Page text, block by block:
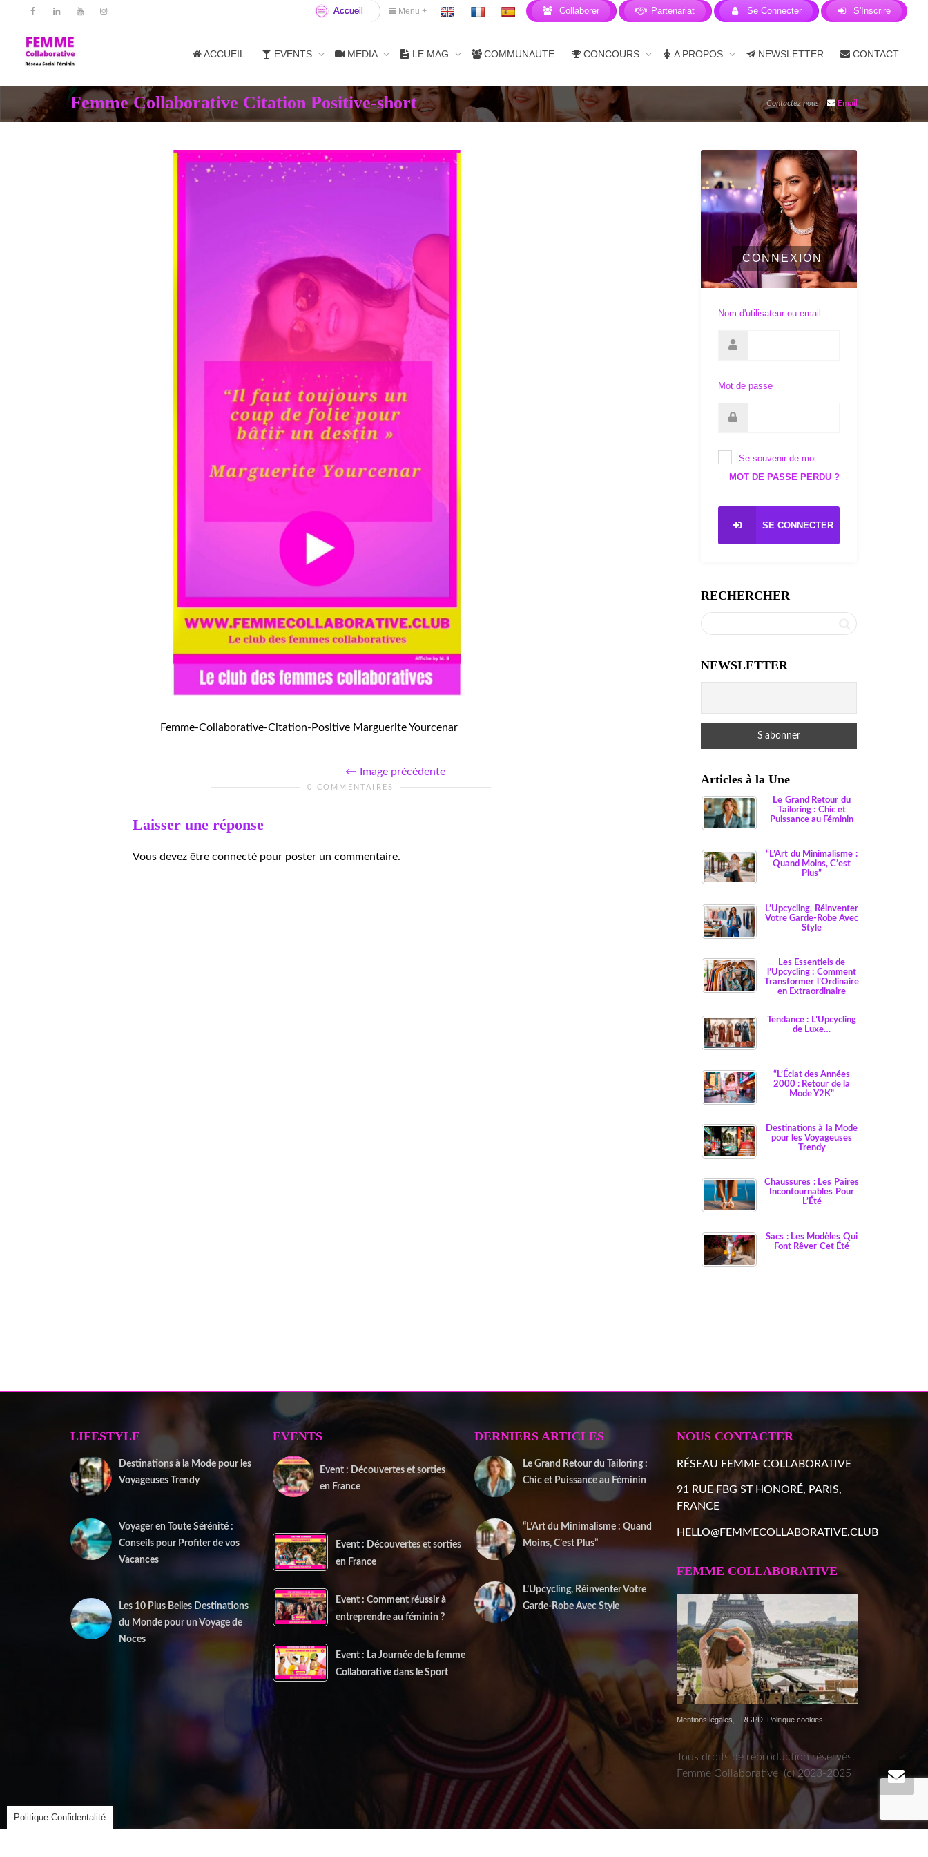
Accueil Menu + Collaborer Partenariat Se Connecter S'Inscrire
ACCUEIL EVENTS MEDIA LE MAG COMMUNAUTE CONCOURS A PROPOS NEWSLETTER CONTACT
Femme Collaborative Citation Positive-short Contactez nous Email
Femme-Collaborative-Citation-Positive Marguerite Yourcenar
Image précédente
0 COMMENTAIRES
Laisser une réponse
Vous devez être connecté pour poster un commentaire.
CONNEXION
Nom d'utilisateur ou email
Mot de passe
Se souvenir de moi
MOT DE PASSE PERDU ?
SE CONNECTER
RECHERCHER
NEWSLETTER
Articles à la Une
Le Grand Retour du
Tailoring : Chic et
Puissance au Féminin
“L’Art du Minimalisme :
Quand Moins, C’est
Plus”
L’Upcycling, Réinventer
Votre Garde-Robe Avec
Style
Les Essentiels de
l’Upcycling : Comment
Transformer l’Ordinaire
en Extraordinaire
Tendance : L’Upcycling
de Luxe…
“L’Éclat des Années
2000 : Retour de la
Mode Y2K”
Destinations à la Mode
pour les Voyageuses
Trendy
Chaussures : Les Paires
Incontournables Pour
L’Été
Sacs : Les Modèles Qui
Font Rêver Cet Été
LIFESTYLE
Destinations à la Mode pour les
Voyageuses Trendy
Voyager en Toute Sérénité :
Conseils pour Profiter de vos
Vacances
Les 10 Plus Belles Destinations
du Monde pour un Voyage de
Noces
EVENTS
Event : Découvertes et sorties
en France
Event : Découvertes et sorties
en France
Event : Comment réussir à
entreprendre au féminin ?
Event : La Journée de la femme
Collaborative dans le Sport
DERNIERS ARTICLES
Le Grand Retour du Tailoring :
Chic et Puissance au Féminin
“L’Art du Minimalisme : Quand
Moins, C’est Plus”
L’Upcycling, Réinventer Votre
Garde-Robe Avec Style
10 décembre 2025
NOUS CONTACTER
RÉSEAU FEMME COLLABORATIVE
91 RUE FBG ST HONORÉ, PARIS,
FRANCE
HELLO@FEMMECOLLABORATIVE.CLUB
FEMME COLLABORATIVE
Mentions légales RGPD, Politique cookies
Tous droits de reproduction réservés.
Femme Collaborative (c) 2023-2025
Politique Confidentalité